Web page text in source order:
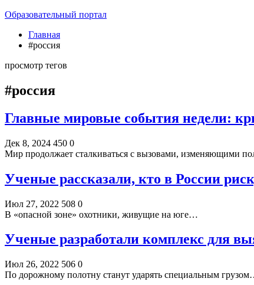
Образовательный портал
Главная
#россия
просмотр тегов
#россия
Главные мировые события недели:
Дек 8, 2024 450 0
Мир продолжает сталкиваться с вызовами, изменяющими
Ученые рассказали, кто в России
Июл 27, 2022 508 0
В «опасной зоне» охотники, живущие на юге…
Ученые разработали комплекс для
Июл 26, 2022 506 0
По дорожному полотну станут ударять специальным